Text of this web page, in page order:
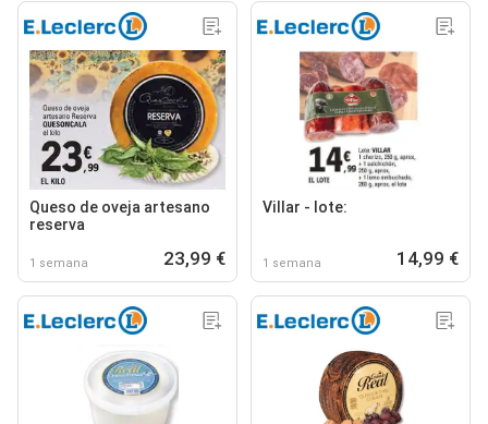
Queso de oveja artesano
reserva
1 semana 23,99 €
Villar - lote:
1 semana 14,99 €